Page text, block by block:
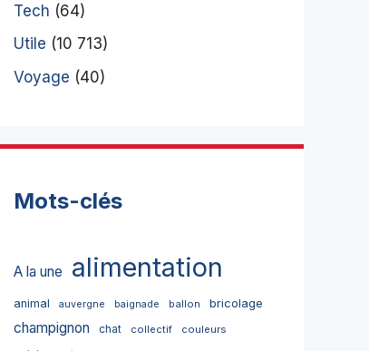
Tech (64)
Utile (10 713)
Voyage (40)
Mots-clés
A la une alimentation
animal auvergne baignade ballon bricolage
champignon chat collectif couleurs